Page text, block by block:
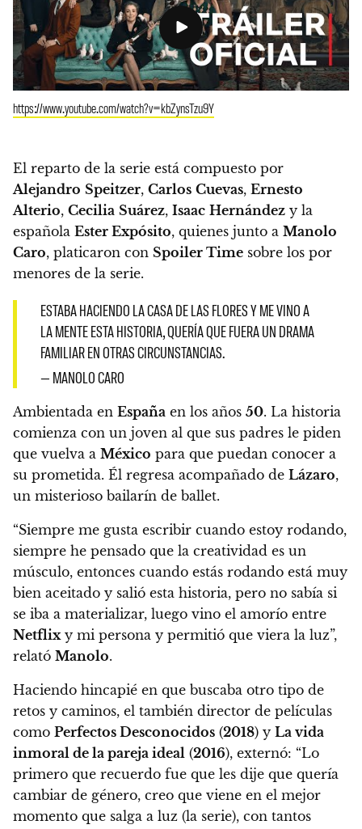
https://www.youtube.com/watch?v=kbZynsTzu9Y
El reparto de la serie está compuesto por
Alejandro Speitzer, Carlos Cuevas, Ernesto
Alterio, Cecilia Suárez, Isaac Hernández y la
española Ester Expósito, quienes junto a Manolo
Caro, platicaron con Spoiler Time sobre los por
menores de la serie.
ESTABA HACIENDO LA CASA DE LAS FLORES Y ME VINO A
LA MENTE ESTA HISTORIA, QUERÍA QUE FUERA UN DRAMA
FAMILIAR EN OTRAS CIRCUNSTANCIAS.
— MANOLO CARO
Ambientada en España en los años 50. La historia
comienza con un joven al que sus padres le piden
que vuelva a México para que puedan conocer a
su prometida. Él regresa acompañado de Lázaro,
un misterioso bailarín de ballet.
“Siempre me gusta escribir cuando estoy rodando,
siempre he pensado que la creatividad es un
músculo, entonces cuando estás rodando está muy
bien aceitado y salió esta historia, pero no sabía si
se iba a materializar, luego vino el amorío entre
Netflix y mi persona y permitió que viera la luz”,
relató Manolo.
Haciendo hincapié en que buscaba otro tipo de
retos y caminos, el también director de películas
como Perfectos Desconocidos (2018) y La vida
inmoral de la pareja ideal (2016), externó: “Lo
primero que recuerdo fue que les dije que quería
cambiar de género, creo que viene en el mejor
momento que salga a luz (la serie), con tantos